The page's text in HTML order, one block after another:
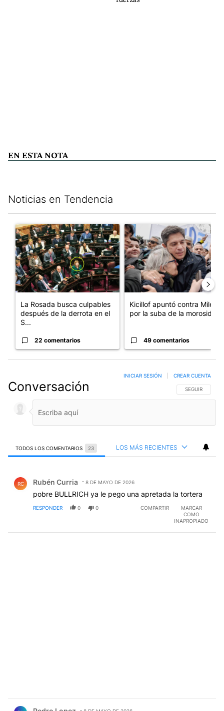
EN ESTA NOTA
Noticias en Tendencia
Un artículo de tendencia con el título "La Rosada busca
La Rosada busca culpables
después de la derrota en el
S...
22 comentarios
Un artículo de tendencia con
Kicillof apuntó contra Milei
por la suba de la morosida...
49 comentarios
Conversación SIGA ESTA
SEGUIR
INICIAR SESIÓN CREAR CUENTA
TODOS LOS COMENTARIOS 23 LOS MÁS RECIENTES
RC Rubén Curria 8 DE MAYO DE 2026
pobre BULLRICH ya le pego una apretada la tortera
RESPONDER 0 0 COMPARTIR
MARCAR
COMO
INAPROPIADO